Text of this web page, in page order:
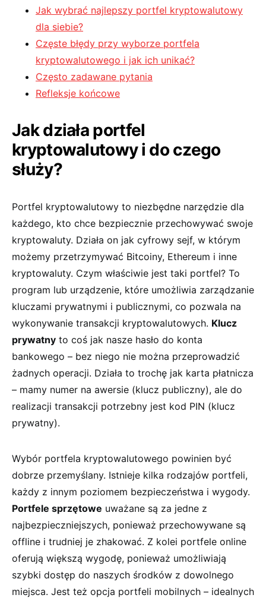
Jak‍ wybrać najlepszy portfel kryptowalutowy⁣
dla⁢ siebie?
Częste błędy przy wyborze portfela
kryptowalutowego i jak‍ ich unikać?
Często zadawane pytania
Refleksje końcowe
Jak działa portfel
kryptowalutowy ⁣i do czego
służy?
Portfel kryptowalutowy to niezbędne ⁤narzędzie dla
każdego,⁣ kto chce bezpiecznie przechowywać swoje
kryptowaluty. Działa on ⁢jak⁢ cyfrowy sejf, ‌w którym
możemy przetrzymywać Bitcoiny, Ethereum i ​inne
kryptowaluty. ‌Czym właściwie jest taki portfel? To⁢
program lub⁣ urządzenie, które umożliwia zarządzanie
‍kluczami prywatnymi i publicznymi, co ⁢pozwala na⁣
wykonywanie transakcji kryptowalutowych. Klucz
prywatny to coś jak nasze‌ hasło do⁣ konta
bankowego ⁢– bez niego nie można przeprowadzić
żadnych ⁢operacji. Działa to trochę⁢ jak karta​ płatnicza⁤
– mamy numer na awersie (klucz publiczny), ale ⁤do
realizacji transakcji potrzebny jest kod PIN (klucz
prywatny).
Wybór portfela kryptowalutowego ‍powinien być
dobrze przemyślany.⁣ Istnieje kilka rodzajów ‍portfeli,
każdy z‍ innym poziomem ‍bezpieczeństwa i wygody.
Portfele sprzętowe ​uważane ⁣są za jedne⁤ z
⁣najbezpieczniejszych, ponieważ ⁢przechowywane są
⁤offline⁢ i trudniej je zhakować. Z kolei portfele online
oferują większą wygodę,⁢ ponieważ umożliwiają
szybki dostęp do naszych środków‌ z⁤ dowolnego
miejsca. Jest też opcja portfeli mobilnych ⁣– idealnych